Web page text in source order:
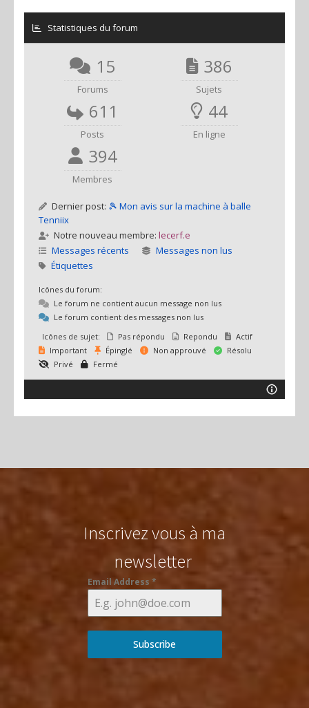
Statistiques du forum
15
Forums
386
Sujets
611
Posts
44
En ligne
394
Membres
Dernier post: 🎾 Mon avis sur la machine à balle
Tenniix
Notre nouveau membre: lecerf.e
Messages récents
Messages non lus
Étiquettes
Icônes du forum:
Le forum ne contient aucun message non lus
Le forum contient des messages non lus
Icônes de sujet:
Pas répondu Repondu
Actif
Important
Épinglé Non approuvé
Résolu
Privé
Fermé
Inscrivez vous à ma
newsletter
Email Address *
Subscribe